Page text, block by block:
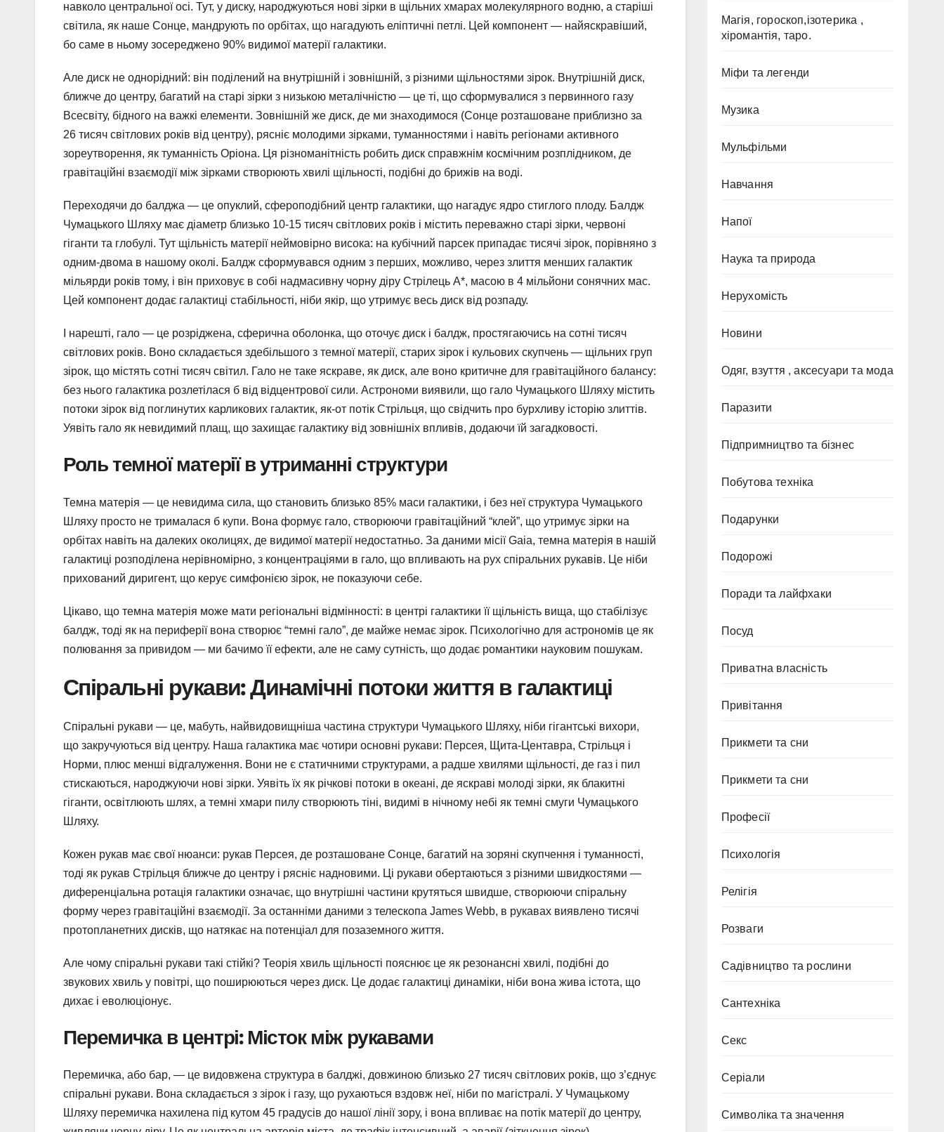
навколо центральної осі. Тут, у диску, народжуються нові зірки в щільних хмарах молекулярного водню, а старіші
світила, як наше Сонце, мандрують по орбітах, що нагадують еліптичні петлі. Цей компонент — найяскравіший,
бо саме в ньому зосереджено 90% видимої матерії галактики.
Але диск не однорідний: він поділений на внутрішній і зовнішній, з різними щільностями зірок. Внутрішній диск,
ближче до центру, багатий на старі зірки з низькою металічністю — це ті, що сформувалися з первинного газу
Всесвіту, бідного на важкі елементи. Зовнішній же диск, де ми знаходимося (Сонце розташоване приблизно за
26 тисяч світлових років від центру), рясніє молодими зірками, туманностями і навіть регіонами активного
зореутворення, як туманність Оріона. Ця різноманітність робить диск справжнім космічним розплідником, де
гравітаційні взаємодії між зірками створюють хвилі щільності, подібні до брижів на воді.
Переходячи до балджа — це опуклий, сфероподібний центр галактики, що нагадує ядро стиглого плоду. Балдж
Чумацького Шляху має діаметр близько 10-15 тисяч світлових років і містить переважно старі зірки, червоні
гіганти та глобулі. Тут щільність матерії неймовірно висока: на кубічний парсек припадає тисячі зірок, порівняно з
одним-двома в нашому околі. Балдж сформувався одним з перших, можливо, через злиття менших галактик
мільярди років тому, і він приховує в собі надмасивну чорну діру Стрілець A*, масою в 4 мільйони сонячних мас.
Цей компонент додає галактиці стабільності, ніби якір, що утримує весь диск від розпаду.
І нарешті, гало — це розріджена, сферична оболонка, що оточує диск і балдж, простягаючись на сотні тисяч
світлових років. Воно складається здебільшого з темної матерії, старих зірок і кульових скупчень — щільних груп
зірок, що містять сотні тисяч світил. Гало не таке яскраве, як диск, але воно критичне для гравітаційного балансу:
без нього галактика розлетілася б від відцентрової сили. Астрономи виявили, що гало Чумацького Шляху містить
потоки зірок від поглинутих карликових галактик, як-от потік Стрільця, що свідчить про бурхливу історію злиттів.
Уявіть гало як невидимий плащ, що захищає галактику від зовнішніх впливів, додаючи їй загадковості.
Роль темної матерії в утриманні структури
Темна матерія — це невидима сила, що становить близько 85% маси галактики, і без неї структура Чумацького
Шляху просто не трималася б купи. Вона формує гало, створюючи гравітаційний “клей”, що утримує зірки на
орбітах навіть на далеких околицях, де видимої матерії недостатньо. За даними місії Gaia, темна матерія в нашій
галактиці розподілена нерівномірно, з концентраціями в гало, що впливають на рух спіральних рукавів. Це ніби
прихований диригент, що керує симфонією зірок, не показуючи себе.
Цікаво, що темна матерія може мати регіональні відмінності: в центрі галактики її щільність вища, що стабілізує
балдж, тоді як на периферії вона створює “темні гало”, де майже немає зірок. Психологічно для астрономів це як
полювання за привидом — ми бачимо її ефекти, але не саму сутність, що додає романтики науковим пошукам.
Спіральні рукави: Динамічні потоки життя в галактиці
Спіральні рукави — це, мабуть, найвидовищніша частина структури Чумацького Шляху, ніби гігантські вихори,
що закручуються від центру. Наша галактика має чотири основні рукави: Персея, Щита-Центавра, Стрільця і
Норми, плюс менші відгалуження. Вони не є статичними структурами, а радше хвилями щільності, де газ і пил
стискаються, народжуючи нові зірки. Уявіть їх як річкові потоки в океані, де яскраві молоді зірки, як блакитні
гіганти, освітлюють шлях, а темні хмари пилу створюють тіні, видимі в нічному небі як темні смуги Чумацького
Шляху.
Кожен рукав має свої нюанси: рукав Персея, де розташоване Сонце, багатий на зоряні скупчення і туманності,
тоді як рукав Стрільця ближче до центру і рясніє надновими. Ці рукави обертаються з різними швидкостями —
диференціальна ротація галактики означає, що внутрішні частини крутяться швидше, створюючи спіральну
форму через гравітаційні взаємодії. За останніми даними з телескопа James Webb, в рукавах виявлено тисячі
протопланетних дисків, що натякає на потенціал для позаземного життя.
Але чому спіральні рукави такі стійкі? Теорія хвиль щільності пояснює це як резонансні хвилі, подібні до
звукових хвиль у повітрі, що поширюються через диск. Це додає галактиці динаміки, ніби вона жива істота, що
дихає і еволюціонує.
Перемичка в центрі: Місток між рукавами
Перемичка, або бар, — це видовжена структура в балджі, довжиною близько 27 тисяч світлових років, що з’єднує
спіральні рукави. Вона складається з зірок і газу, що рухаються вздовж неї, ніби по магістралі. У Чумацькому
Шляху перемичка нахилена під кутом 45 градусів до нашої лінії зору, і вона впливає на потік матерії до центру,
Магія, гороскоп,ізотерика ,
хіромантія, таро.
Міфи та легенди
Музика
Мульфільми
Навчання
Напої
Наука та природа
Нерухомість
Новини
Одяг, взуття , аксесуари та мода
Паразити
Підпримництво та бізнес
Побутова техніка
Подарунки
Подорожі
Поради та лайфхаки
Посуд
Приватна власність
Привітання
Прикмети та сни
Прикмети та сни
Професії
Психологія
Релігія
Розваги
Садівництво та рослини
Сантехніка
Секс
Серіали
Символіка та значення